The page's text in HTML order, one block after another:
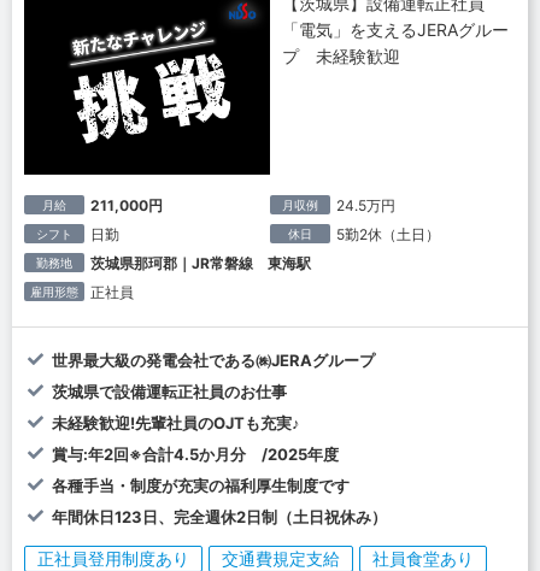
「電気」を支えるJERAグルー
プ 未経験歓迎
月給 211,000円 月収例 24.5万円
シフト 日勤 休日 5勤2休（土日）
勤務地 茨城県那珂郡｜JR常磐線 東海駅
雇用形態 正社員
世界最大級の発電会社である㈱JERAグループ
茨城県で設備運転正社員のお仕事
未経験歓迎!先輩社員のOJTも充実♪
賞与:年2回※合計4.5か月分 /2025年度
各種手当・制度が充実の福利厚生制度です
年間休日123日、完全週休2日制（土日祝休み）
正社員登用制度あり 交通費規定支給 社員食堂あり